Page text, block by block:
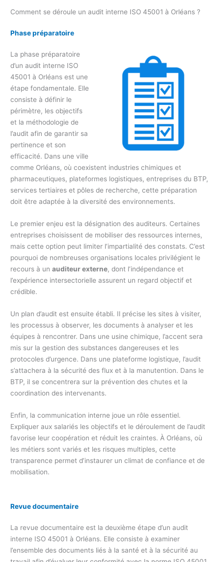
Comment se déroule un audit interne ISO 45001 à Orléans ?
Phase préparatoire
La phase préparatoire
d’un audit interne ISO
45001 à Orléans est une
étape fondamentale. Elle
consiste à définir le
périmètre, les objectifs
et la méthodologie de
l’audit afin de garantir sa
pertinence et son
efficacité. Dans une ville
comme Orléans, où coexistent industries chimiques et
pharmaceutiques, plateformes logistiques, entreprises du BTP,
services tertiaires et pôles de recherche, cette préparation
doit être adaptée à la diversité des environnements.
Le premier enjeu est la désignation des auditeurs. Certaines
entreprises choisissent de mobiliser des ressources internes,
mais cette option peut limiter l’impartialité des constats. C’est
pourquoi de nombreuses organisations locales privilégient le
recours à unauditeur externe, dont l’indépendance et
l’expérience intersectorielle assurent un regard objectif et
crédible.
Un plan d’audit est ensuite établi. Il précise les sites à visiter,
les processus à observer, les documents à analyser et les
équipes à rencontrer. Dans une usine chimique, l’accent sera
mis sur la gestion des substances dangereuses et les
protocoles d’urgence. Dans une plateforme logistique, l’audit
s’attachera à la sécurité des flux et à la manutention. Dans le
BTP, il se concentrera sur la prévention des chutes et la
coordination des intervenants.
Enfin, la communication interne joue un rôle essentiel.
Expliquer aux salariés les objectifs et le déroulement de l’audit
favorise leur coopération et réduit les craintes. À Orléans, où
les métiers sont variés et les risques multiples, cette
transparence permet d’instaurer un climat de confiance et de
mobilisation.
Revue documentaire
La revue documentaire est la deuxième étape d’un audit
interne ISO 45001 à Orléans. Elle consiste à examiner
l’ensemble des documents liés à la santé et à la sécurité au